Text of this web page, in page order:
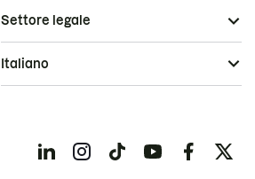
Settore legale
Italiano